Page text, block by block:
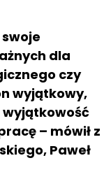
dla
czy
wyjątkowy,
wyjątkowość
– mówił z
Paweł